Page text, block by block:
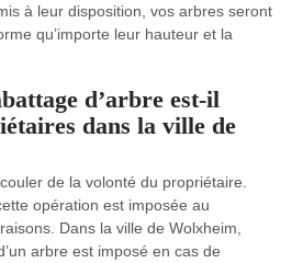
à leur disposition, vos arbres seront
qu’importe leur hauteur et la
d’arbre est-il
dans la ville de
de la volonté du propriétaire.
opération est imposée au
Dans la ville de Wolxheim,
arbre est imposé en cas de